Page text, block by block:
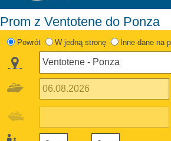
Prom z Ventotene do Ponza
Powrót W jedną stronę Inne dane na